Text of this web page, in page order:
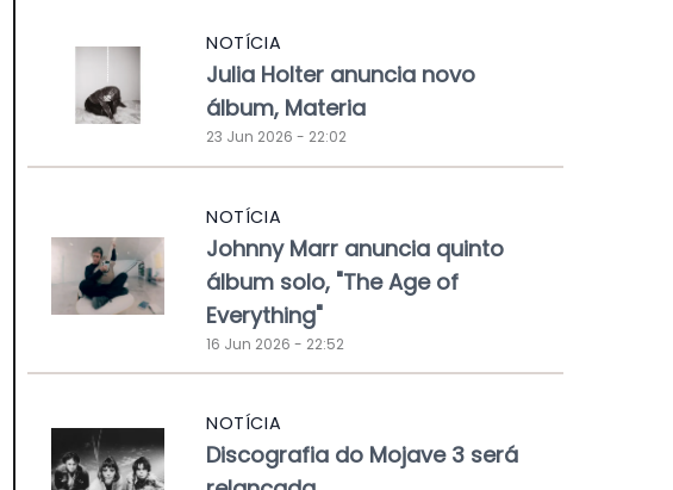
NOTÍCIA
Julia Holter anuncia novo
álbum, Materia
23 Jun 2026 - 22:02
NOTÍCIA
Johnny Marr anuncia quinto
álbum solo, "The Age of
Everything"
16 Jun 2026 - 22:52
NOTÍCIA
Discografia do Mojave 3 será